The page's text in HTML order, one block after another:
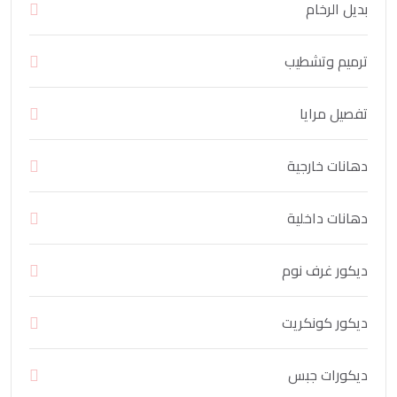
بديل الرخام
ترميم وتشطيب
تفصيل مرايا
دهانات خارجية
دهانات داخلية
ديكور غرف نوم
ديكور كونكريت
ديكورات جبس